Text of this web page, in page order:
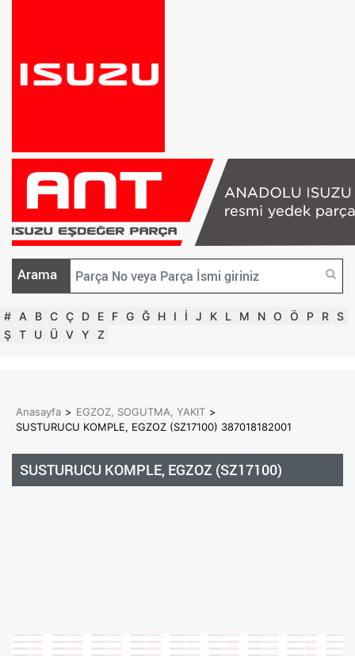
Arama
# A B C Ç D E F G Ğ H I İ J K L M N O Ö P R S
Ş T U Ü V Y Z
Anasayfa > EGZOZ, SOGUTMA, YAKIT >
SUSTURUCU KOMPLE, EGZOZ (SZ17100) 387018182001
SUSTURUCU KOMPLE, EGZOZ (SZ17100)